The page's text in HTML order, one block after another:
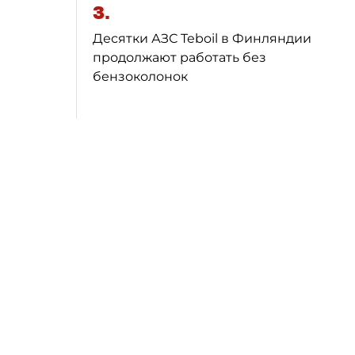
3.
Десятки АЗС Teboil в Финляндии
продолжают работать без
бензоколонок